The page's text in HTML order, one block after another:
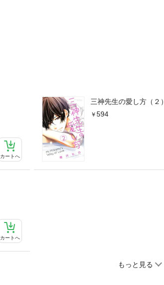
カートへ
三神先生の愛し方（２）
594
カートへ
もっと見る